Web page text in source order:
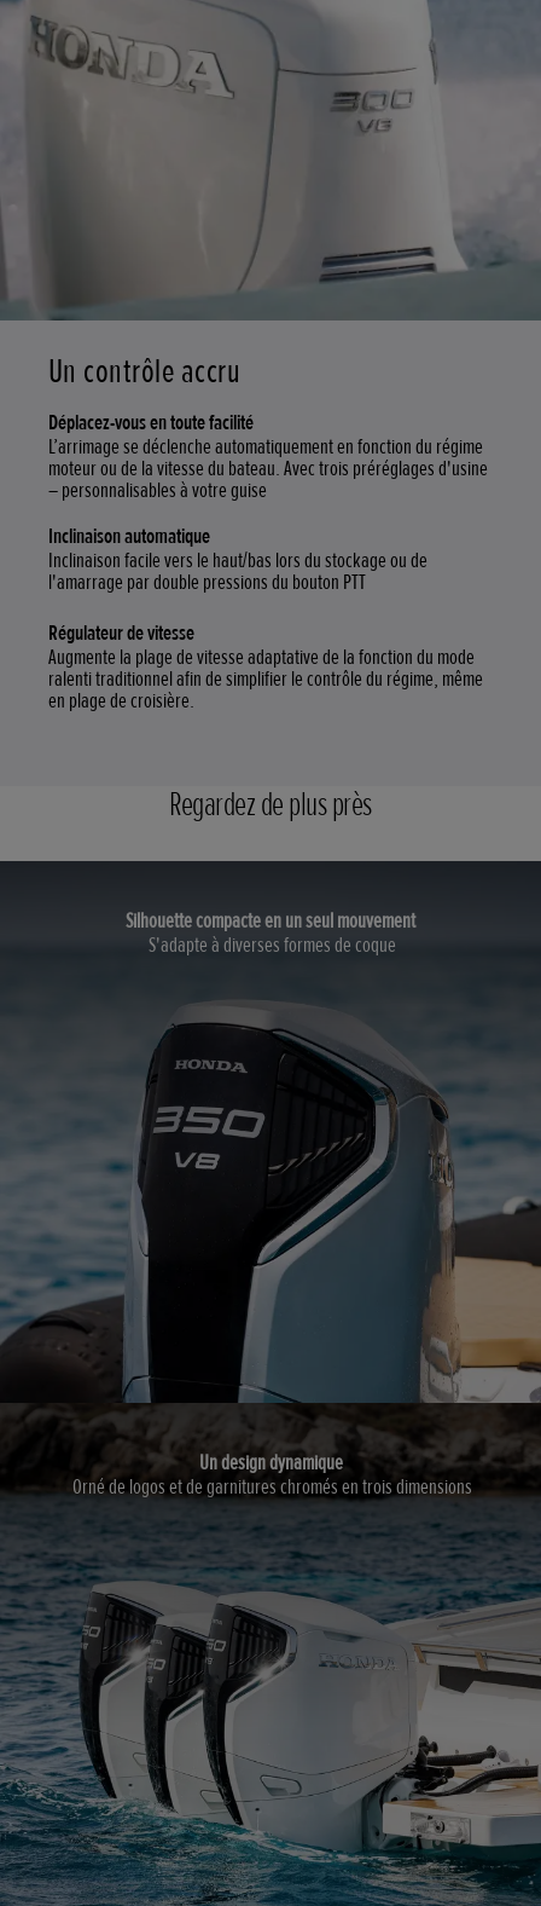
Un contrôle accru
Déplacez-vous en toute facilité
L’arrimage se déclenche automatiquement en fonction du régime
moteur ou de la vitesse du bateau. Avec trois préréglages d'usine
– personnalisables à votre guise
Inclinaison automatique
Inclinaison facile vers le haut/bas lors du stockage ou de
l'amarrage par double pressions du bouton PTT
Régulateur de vitesse
Augmente la plage de vitesse adaptative de la fonction du mode
ralenti traditionnel afin de simplifier le contrôle du régime, même
en plage de croisière.
Regardez de plus près
Silhouette compacte en un seul mouvement
S'adapte à diverses formes de coque
Un design dynamique
Orné de logos et de garnitures chromés en trois dimensions